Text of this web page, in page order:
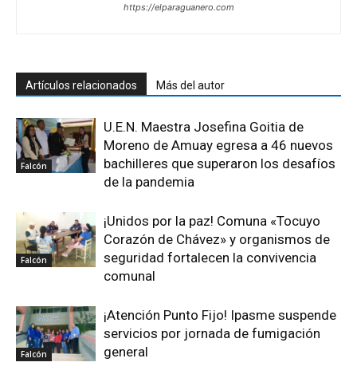
https://elparaguanero.com
Artículos relacionados Más del autor
Falcón
U.E.N. Maestra Josefina Goitia de
Moreno de Amuay egresa a 46 nuevos
bachilleres que superaron los desafíos
de la pandemia
Falcón
¡Unidos por la paz! Comuna «Tocuyo
Corazón de Chávez» y organismos de
seguridad fortalecen la convivencia
comunal
Falcón
¡Atención Punto Fijo! Ipasme suspende
servicios por jornada de fumigación
general